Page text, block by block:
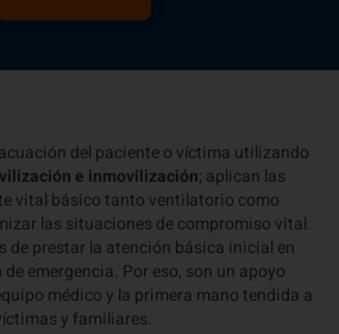
del paciente o víctima utilizando
e inmovilización; aplican las
vital básico tanto ventilatorio como
las situaciones de compromiso vital.
de prestar la atención básica inicial en
emergencia. Por eso, son un apoyo
médico y la primera mano tendida a
y familiares.